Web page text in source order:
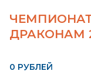
ДРАКОНАМ
0 РУБЛЕЙ